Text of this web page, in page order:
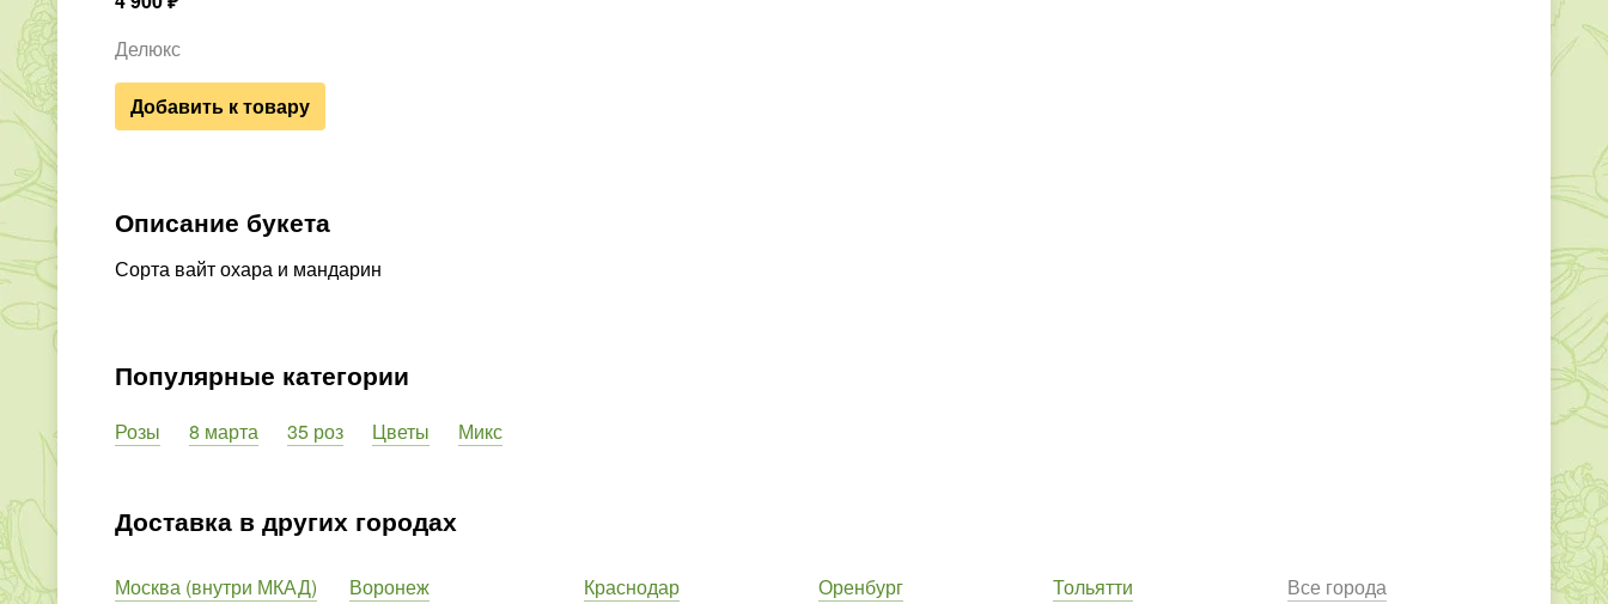
Делюкс
Добавить к товару
Описание букета
Сорта вайт охара и мандарин
Популярные категории
Розы 8 марта 35 роз Цветы Микс
Доставка в других городах
Москва (внутри МКАД)
Воронеж
Краснодар
Оренбург
Тольятти
Все города